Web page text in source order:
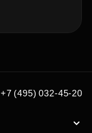
+7 (495) 032-45-20